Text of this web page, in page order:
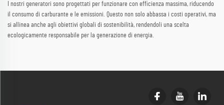
I nostri generatori sono progettati per funzionare con efficienza massima, riducendo
il consumo di carburante e le emissioni. Questo non solo abbassa i costi operativi, ma
si allinea anche agli obiettivi globali di sostenibilità, rendendoli una scelta
ecologicamente responsabile per la generazione di energia.